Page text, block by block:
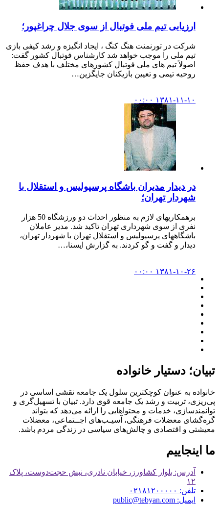
ارزیابی تیم ملی فوتبال از سوی جلال چراغپور؛
شرکت در تورنمنت هنگ کنگ ، ایجاد انگیزه و رشد کیفی بازی
تیم ملی را موجب خواهد شد کارشناس فوتبال کشور گفت:
اصولاً تیم های ملی فوتبال کشورهای مختلف با هدف حفظ
روحیه تیمی و تعیین بازیکنان جایگزین…
۱۳۸۱-۱۱-۱۰ ۰۰:۰۰
در دیدار مدیران باشگاه پرسپولیس و استقلال با
شهردار تهران؛
برهمکاریهای لازم به منظور احداث دو ورزشگاه 50 هزار
نفری از سوی شهرداری تهران تاکید شد. مدیر عاملان
باشگاههای پرسپولیس و استقلال تهران با شهردار تهران،
دیدار و گفت و گو کردند. به گزارش ایسنا،…
۱۳۸۱-۱۰-۲۶ ۰۰:۰۰
تبیان؛ دستیار خانواده
خانواده به عنوان کوچکترین سلول یک جامعه نقشی اساسی در
پی‌ریزی، تربیت و رشد یک جامعه قوی دارد. تبیان با تسهیل‌گری و
توانمندسازی، خدمات و محتواهایی را ارائه می‌دهد که بتواند
گره‌گشای معضلات فرهنگی، آسیـب‌های اجــتماعی، معضلات
معیشتی و اقتصادی و چالش‌های سیاسی در زندگی مردم باشد.
ما اینجاییم
آدرس: بلوار کشاورز، خیابان نادری، نبش حجت‌دوست، پلاک
۱۲
تلفن: ۰۲۱۸۱۲۰۰۰۰۰
ایمیل: public@tebyan.com